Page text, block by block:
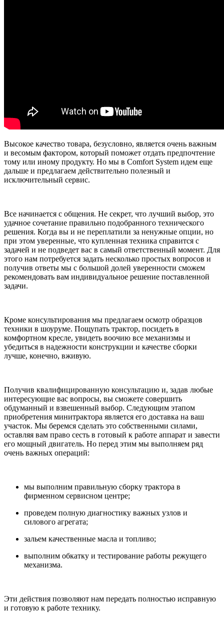
Высокое качество товара, безусловно, является очень важным
и весомым фактором, который поможет отдать предпочтение
тому или иному продукту. Но мы в Comfort System идем еще
дальше и предлагаем действительно полезный и
исключительный сервис.
Все начинается с общения. Не секрет, что лучший выбор, это
удачное сочетание правильно подобранного технического
решения. Когда вы и не переплатили за ненужные опции, но
при этом уверенные, что купленная техника справится с
задачей и не подведет вас в самый ответственный момент. Для
этого нам потребуется задать несколько простых вопросов и
получив ответы мы с большой долей уверенности сможем
рекомендовать вам индивидуальное решение поставленной
задачи.
Кроме консультирования мы предлагаем осмотр образцов
техники в шоуруме. Пощупать трактор, посидеть в
комфортном кресле, увидеть воочию все механизмы и
убедиться в надежности конструкции и качестве сборки
лучше, конечно, вживую.
Получив квалифицированную консультацию и, задав любые
интересующие вас вопросы, вы сможете совершить
обдуманный и взвешенный выбор. Следующим этапом
приобретения минитрактора является его доставка на ваш
участок. Мы беремся сделать это собственными силами,
оставляя вам право сесть в готовый к работе аппарат и завести
его мощный двигатель. Но перед этим мы выполняем ряд
очень важных операций:
мы выполним правильную сборку трактора в
фирменном сервисном центре;
проведем полную диагностику важных узлов и
силового агрегата;
зальем качественные масла и топливо;
выполним обкатку и тестирование работы режущего
механизма.
Эти действия позволяют нам передать полностью исправную
и готовую к работе технику.